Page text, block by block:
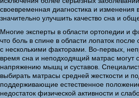
своевременная диагностика и изменения
значительно улучшить качество сна и
Многие эксперты в области ортопедии и
что боль в спине в области лопаток
с несколькими факторами. Во-первых,
время сна и неподходящий матрас могут
напряжению мышц и суставов.
выбирать матрасы средней жесткости и
поддерживающие естественное
недостаток физической активности и